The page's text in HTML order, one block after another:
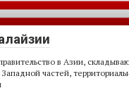
в Азии,
частей,